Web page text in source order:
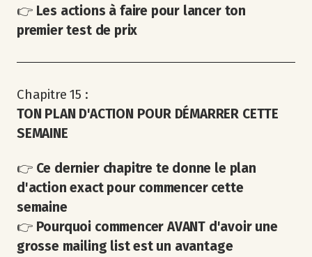
👉 Les actions à faire pour lancer ton
premier test de prix
Chapitre 15 :
TON PLAN D'ACTION POUR DÉMARRER CETTE
SEMAINE
👉 Ce dernier chapitre te donne le plan
d'action exact pour commencer cette
semaine
👉 Pourquoi commencer AVANT d'avoir une
grosse mailing list est un avantage